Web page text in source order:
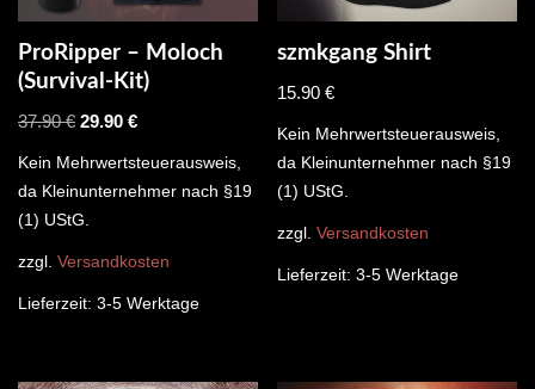
ProRipper – Moloch
(Survival-Kit)
37.90€ 29.90 €
Kein Mehrwertsteuerausweis,
da Kleinunternehmer nach §19
(1) UStG.
zzgl. Versandkosten
Lieferzeit: 3-5 Werktage
szmkgang Shirt
15.90€
Kein Mehrwertsteuerausweis,
da Kleinunternehmer nach §19
(1) UStG.
zzgl.Versandkosten
Lieferzeit:3-5 Werktage